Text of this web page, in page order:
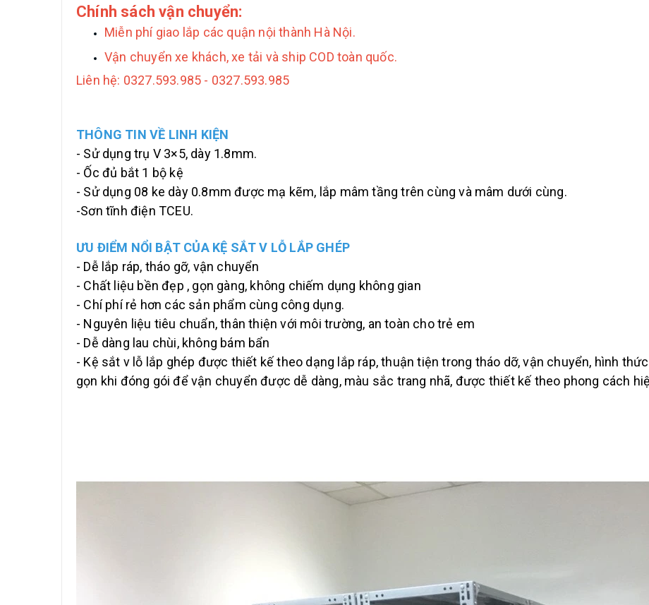
Chính sách vận chuyển:
Miễn phí giao lắp các quận nội thành Hà Nội.
Vận chuyển xe khách, xe tải và ship COD toàn quốc.
Liên hệ: 0327.593.985 - 0327.593.985
THÔNG TIN VỀ LINH KIỆN
- Sử dụng trụ V 3×5, dày 1.8mm.
- Ốc đủ bắt 1 bộ kệ
- Sử dụng 08 ke dày 0.8mm được mạ kẽm, lắp mâm tầng trên cùng và mâm dưới cùng.
-Sơn tĩnh điện TCEU.
ƯU ĐIỂM NỔI BẬT CỦA KỆ SẮT V LỖ LẮP GHÉP
- Dễ lắp ráp, tháo gỡ, vận chuyển
- Chất liệu bền đẹp , gọn gàng, không chiếm dụng không gian
- Chí phí rẻ hơn các sản phẩm cùng công dụng.
- Nguyên liệu tiêu chuẩn, thân thiện với môi trường, an toàn cho trẻ em
- Dễ dàng lau chùi, không bám bẩn
- Kệ sắt v lỗ lắp ghép được thiết kế theo dạng lắp ráp, thuận tiện trong tháo dỡ, vận chuyển, hình
gọn khi đóng gói để vận chuyển được dễ dàng, màu sắc trang nhã, được thiết kế theo phong cách